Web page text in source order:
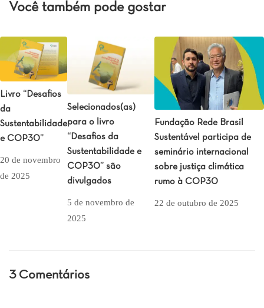
formação de
multiplicadores em
sustentabilidade
Você também pode gostar
Livro “Desafios
da
Sustentabilidade
e COP30”
20 de novembro
de 2025
Selecionados(as)
para o livro
“Desafios da
Sustentabilidade e
COP30” são
divulgados
5 de novembro de
2025
Fundação Rede Brasil
Sustentável participa de
seminário internacional
sobre justiça climática
rumo à COP30
22 de outubro de 2025
3 Comentários